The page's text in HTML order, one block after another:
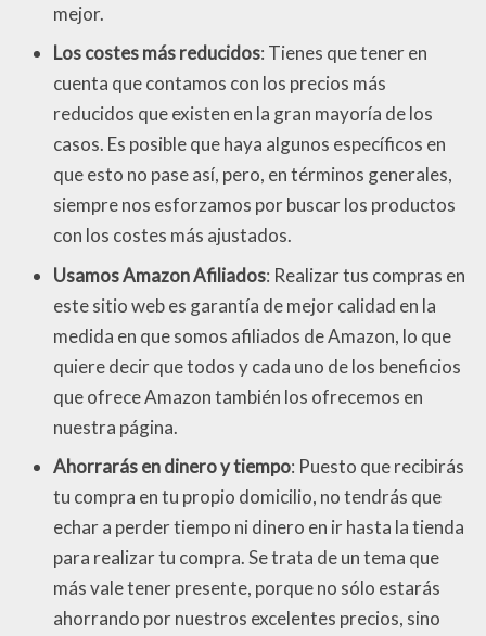
mejor.
Los costes más reducidos: Tienes que tener en
cuenta que contamos con los precios más
reducidos que existen en la gran mayoría de los
casos. Es posible que haya algunos específicos en
que esto no pase así, pero, en términos generales,
siempre nos esforzamos por buscar los productos
con los costes más ajustados.
Usamos Amazon Afiliados: Realizar tus compras en
este sitio web es garantía de mejor calidad en la
medida en que somos afiliados de Amazon, lo que
quiere decir que todos y cada uno de los beneficios
que ofrece Amazon también los ofrecemos en
nuestra página.
Ahorrarás en dinero y tiempo: Puesto que recibirás
tu compra en tu propio domicilio, no tendrás que
echar a perder tiempo ni dinero en ir hasta la tienda
para realizar tu compra. Se trata de un tema que
más vale tener presente, porque no sólo estarás
ahorrando por nuestros excelentes precios, sino